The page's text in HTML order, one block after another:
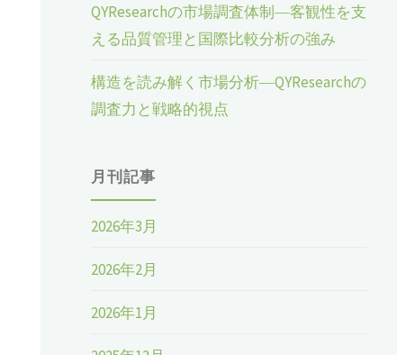
QYResearchの市場調査体制―客観性を支
える品質管理と国際比較分析の強み
構造を読み解く市場分析―QYResearchの
調査力と戦略的視点
月刊記事
2026年3月
2026年2月
2026年1月